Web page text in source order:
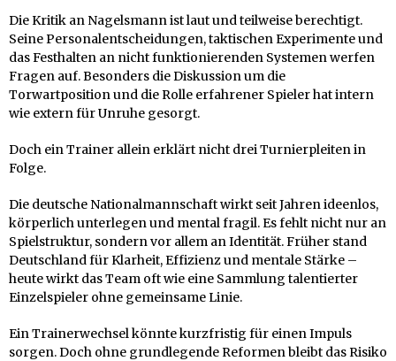
Die Kritik an Nagelsmann ist laut und teilweise berechtigt.
Seine Personalentscheidungen, taktischen Experimente und
das Festhalten an nicht funktionierenden Systemen werfen
Fragen auf. Besonders die Diskussion um die
Torwartposition und die Rolle erfahrener Spieler hat intern
wie extern für Unruhe gesorgt.
Doch ein Trainer allein erklärt nicht drei Turnierpleiten in
Folge.
Die deutsche Nationalmannschaft wirkt seit Jahren ideenlos,
körperlich unterlegen und mental fragil. Es fehlt nicht nur an
Spielstruktur, sondern vor allem an Identität. Früher stand
Deutschland für Klarheit, Effizienz und mentale Stärke –
heute wirkt das Team oft wie eine Sammlung talentierter
Einzelspieler ohne gemeinsame Linie.
Ein Trainerwechsel könnte kurzfristig für einen Impuls
sorgen. Doch ohne grundlegende Reformen bleibt das Risiko